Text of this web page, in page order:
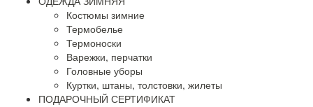
Костюмы зимние
Термобелье
Термоноски
Варежки, перчатки
Головные уборы
Куртки, штаны, толстовки, жилеты
ПОДАРОЧНЫЙ СЕРТИФИКАТ